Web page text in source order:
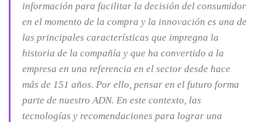
información para facilitar la decisión del consumidor
en el momento de la compra y la innovación es una de
las principales características que impregna la
historia de la compañía y que ha convertido a la
empresa en una referencia en el sector desde hace
más de 151 años. Por ello, pensar en el futuro forma
parte de nuestro ADN. En este contexto, las
tecnologías y recomendaciones para lograr una